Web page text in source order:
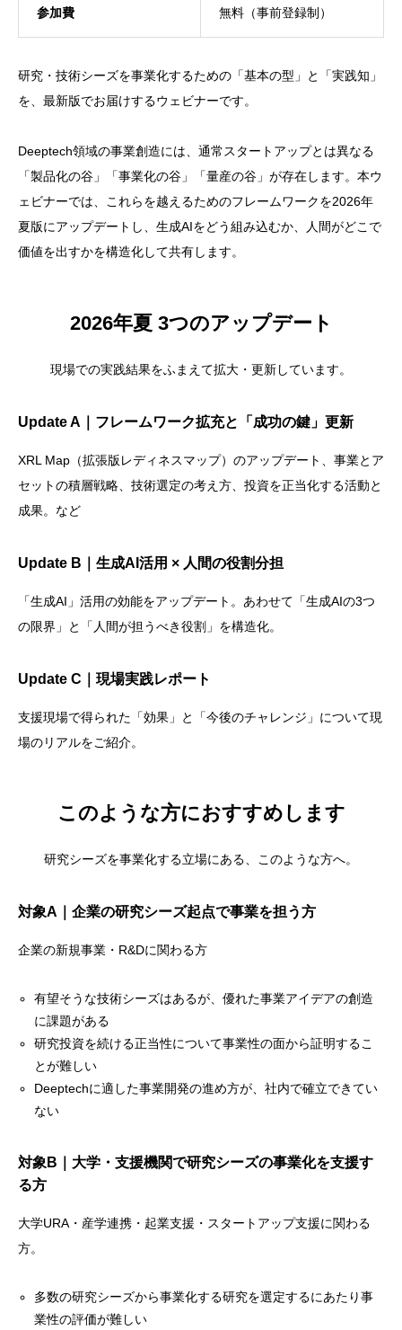
参加費 無料（事前登録制）
研究・技術シーズを事業化するための「基本の型」と「実践知」
を、最新版でお届けするウェビナーです。
Deeptech領域の事業創造には、通常スタートアップとは異なる
「製品化の谷」「事業化の谷」「量産の谷」が存在します。本ウ
ェビナーでは、これらを越えるためのフレームワークを2026年
夏版にアップデートし、生成AIをどう組み込むか、人間がどこで
価値を出すかを構造化して共有します。
2026年夏 3つのアップデート
現場での実践結果をふまえて拡大・更新しています。
Update A｜フレームワーク拡充と「成功の鍵」更新
XRL Map（拡張版レディネスマップ）のアップデート、事業とア
セットの積層戦略、技術選定の考え方、投資を正当化する活動と
成果。など
Update B｜生成AI活用 × 人間の役割分担
「生成AI」活用の効能をアップデート。あわせて「生成AIの3つ
の限界」と「人間が担うべき役割」を構造化。
Update C｜現場実践レポート
支援現場で得られた「効果」と「今後のチャレンジ」について現
場のリアルをご紹介。
このような方におすすめ します
研究シーズを事業化する立場にある、このような方へ。
対象A｜企業の研究シーズ起点で事業を担う方
企業の新規事業・R&Dに関わる方
有望そうな技術シーズはあるが、優れた事業アイデアの創造
に課題がある
研究投資を続ける正当性について事業性の面から証明するこ
とが難しい
Deeptechに適した事業開発の進め方が、社内で確立できてい
ない
対象B｜大学・支援機関で研究シーズの事業化を支援す
る方
大学URA・産学連携・起業支援・スタートアップ支援に関わる
方。
多数の研究シーズから事業化する研究を選定するにあたり事
業性の評価が難しい